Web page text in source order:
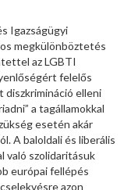
Igazságügyi
megkülönböztetés
az LGBTI
felelős
diszkrimináció elleni
a tagállamokkal
esetén akár
A baloldali és liberális
való szolidaritásuk
európai fellépés
azon